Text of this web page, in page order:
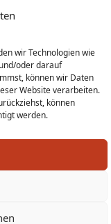
wir Technologien wie
oder darauf
können wir Daten
Website verarbeiten.
können
werden.